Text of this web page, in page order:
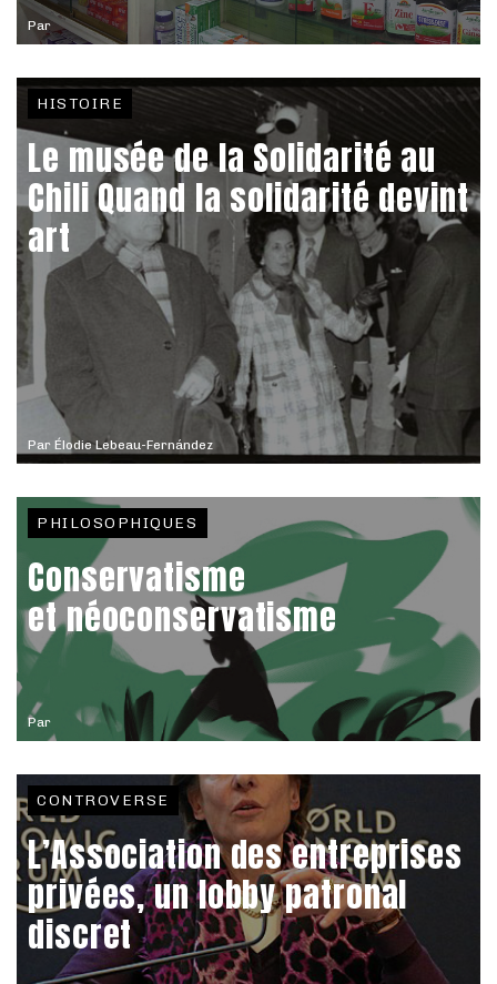
Par
Par Élodie Lebeau-Fernández
HISTOIRE
Le musée de la Solidarité au
Chili Quand la solidarité devint
art
Par
PHILOSOPHIQUES
Conservatisme
et néoconservatisme
CONTROVERSE
L’Association des entreprises
privées, un lobby patronal
discret